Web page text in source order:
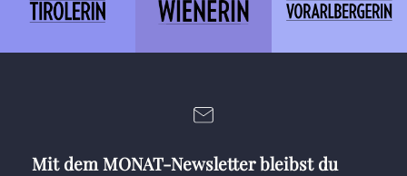
Mit dem MONAT-Newsletter bleibst du